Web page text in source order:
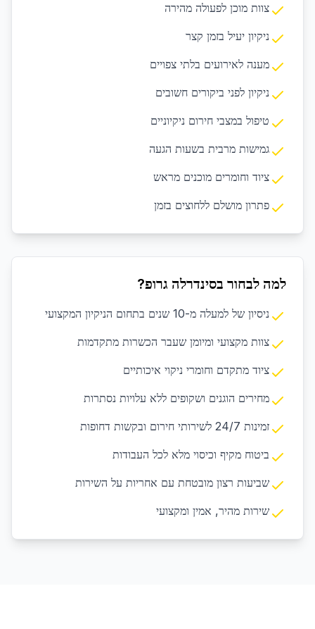
צוות מוכן לפעולה מהירה
ניקיון יעיל בזמן קצר
מענה לאירועים בלתי צפויים
ניקיון לפני ביקורים חשובים
טיפול במצבי חירום ניקיוניים
גמישות מרבית בשעות הגעה
ציוד וחומרים מוכנים מראש
פתרון מושלם ללחוצים בזמן
למה לבחור בסינדרלה גרופ?
ניסיון של למעלה מ-10 שנים בתחום הניקיון המקצועי
צוות מקצועי ומיומן שעבר הכשרות מתקדמות
ציוד מתקדם וחומרי ניקוי איכותיים
מחירים הוגנים ושקופים ללא עלויות נסתרות
זמינות 24/7 לשירותי חירום ובקשות דחופות
ביטוח מקיף וכיסוי מלא לכל העבודות
שביעות רצון מובטחת עם אחריות על השירות
שירות מהיר, אמין ומקצועי